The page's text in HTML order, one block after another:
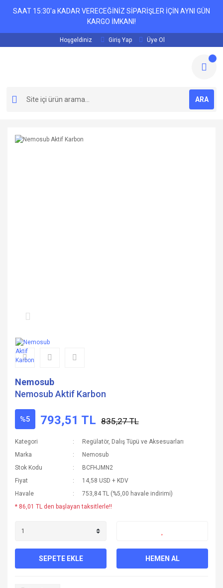
SAAT 15:30'a KADAR VERECEĞİNİZ SİPARİŞLER İÇİN AYNI GÜN
KARGO İMKANI!
Hoşgeldiniz Giriş Yap Üye Ol
ARA
Nemosub
Nemosub Aktif Karbon
%5 793,51 TL 835,27 TL
Kategori
Regülatör, Dalış Tüpü ve Aksesuarları
Marka
Nemosub
Stok Kodu
BCFHJMN2
Fiyat
14,58 USD + KDV
Havale
753,84 TL (%5,00 havale indirimi)
* 86,01 TL den başlayan taksitlerle!!
SEPETE EKLE HEMEN AL